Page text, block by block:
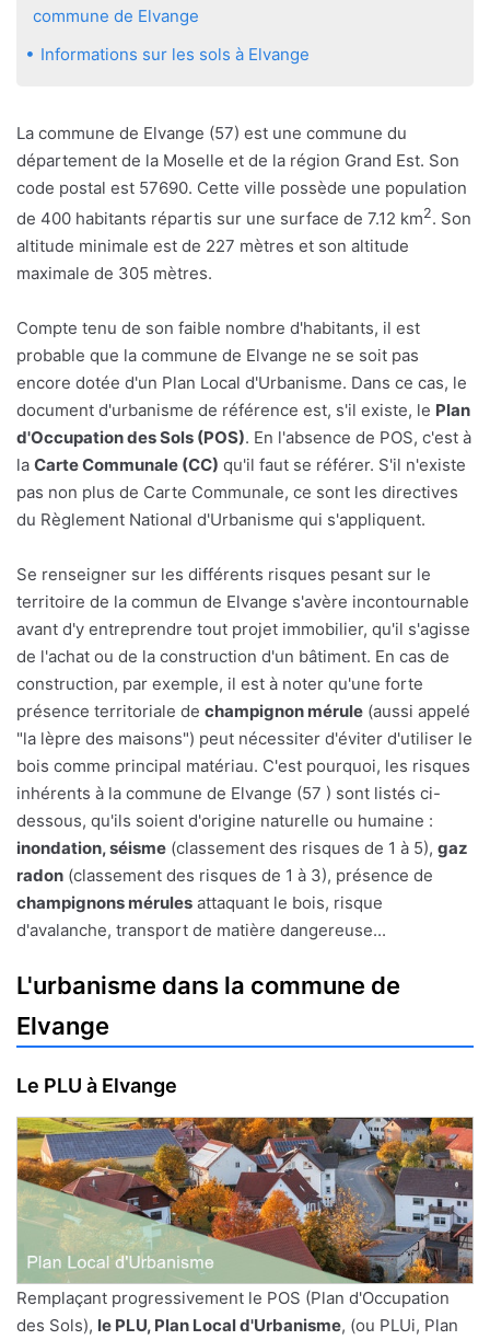
commune de Elvange
Informations sur les sols à Elvange
La commune de Elvange (57) est une commune du
département de la Moselle et de la région Grand Est. Son
code postal est 57690. Cette ville possède une population
de 400 habitants répartis sur une surface de 7.12 km2. Son
altitude minimale est de 227 mètres et son altitude
maximale de 305 mètres.
Compte tenu de son faible nombre d'habitants, il est
probable que la commune de Elvange ne se soit pas
encore dotée d'un Plan Local d'Urbanisme. Dans ce cas, le
document d'urbanisme de référence est, s'il existe, le Plan
d'Occupation des Sols (POS). En l'absence de POS, c'est à
la Carte Communale (CC) qu'il faut se référer. S'il n'existe
pas non plus de Carte Communale, ce sont les directives
du Règlement National d'Urbanisme qui s'appliquent.
Se renseigner sur les différents risques pesant sur le
territoire de la commun de Elvange s'avère incontournable
avant d'y entreprendre tout projet immobilier, qu'il s'agisse
de l'achat ou de la construction d'un bâtiment. En cas de
construction, par exemple, il est à noter qu'une forte
présence territoriale de champignon mérule (aussi appelé
"la lèpre des maisons") peut nécessiter d'éviter d'utiliser le
bois comme principal matériau. C'est pourquoi, les risques
inhérents à la commune de Elvange (57 ) sont listés ci-
dessous, qu'ils soient d'origine naturelle ou humaine :
inondation, séisme (classement des risques de 1 à 5), gaz
radon (classement des risques de 1 à 3), présence de
champignons mérules attaquant le bois, risque
d'avalanche, transport de matière dangereuse...
L'urbanisme dans la commune de
Elvange
Le PLU à Elvange
Remplaçant progressivement le POS (Plan d'Occupation
des Sols), le PLU, Plan Local d'Urbanisme, (ou PLUi, Plan